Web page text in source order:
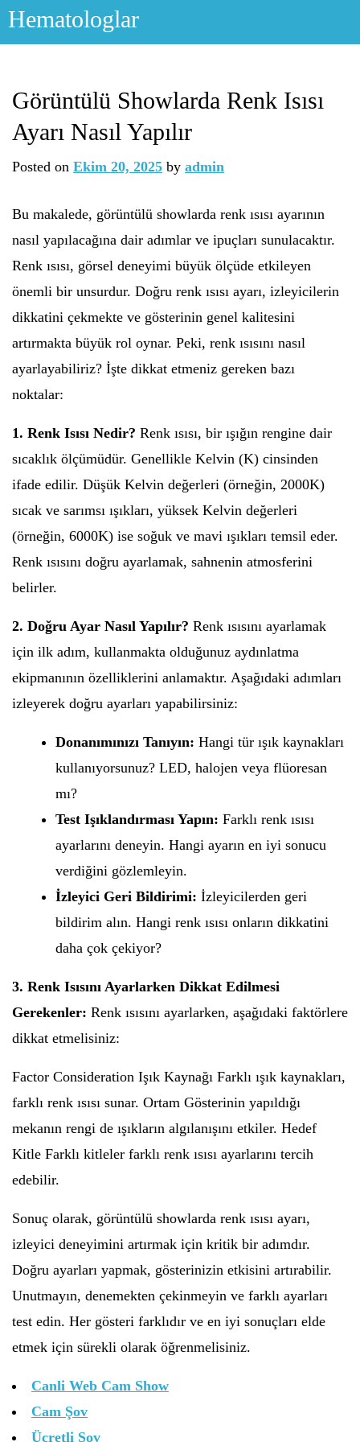
Skip
Hematologlar
Görüntülü Showlarda Renk Isısı
Ayarı Nasıl Yapılır
Posted on Ekim 20, 2025 by admin
Bu makalede, görüntülü showlarda renk ısısı ayarının
nasıl yapılacağına dair adımlar ve ipuçları sunulacaktır.
Renk ısısı, görsel deneyimi büyük ölçüde etkileyen
önemli bir unsurdur. Doğru renk ısısı ayarı, izleyicilerin
dikkatini çekmekte ve gösterinin genel kalitesini
artırmakta büyük rol oynar. Peki, renk ısısını nasıl
ayarlayabiliriz? İşte dikkat etmeniz gereken bazı
noktalar:
1. Renk Isısı Nedir? Renk ısısı, bir ışığın rengine dair
sıcaklık ölçümüdür. Genellikle Kelvin (K) cinsinden
ifade edilir. Düşük Kelvin değerleri (örneğin, 2000K)
sıcak ve sarımsı ışıkları, yüksek Kelvin değerleri
(örneğin, 6000K) ise soğuk ve mavi ışıkları temsil eder.
Renk ısısını doğru ayarlamak, sahnenin atmosferini
belirler.
2. Doğru Ayar Nasıl Yapılır? Renk ısısını ayarlamak
için ilk adım, kullanmakta olduğunuz aydınlatma
ekipmanının özelliklerini anlamaktır. Aşağıdaki adımları
izleyerek doğru ayarları yapabilirsiniz:
Donanımınızı Tanıyın: Hangi tür ışık kaynakları
kullanıyorsunuz? LED, halojen veya flüoresan
mı?
Test Işıklandırması Yapın: Farklı renk ısısı
ayarlarını deneyin. Hangi ayarın en iyi sonucu
verdiğini gözlemleyin.
İzleyici Geri Bildirimi: İzleyicilerden geri
bildirim alın. Hangi renk ısısı onların dikkatini
daha çok çekiyor?
3. Renk Isısını Ayarlarken Dikkat Edilmesi
Gerekenler: Renk ısısını ayarlarken, aşağıdaki faktörlere
dikkat etmelisiniz:
Factor Consideration Işık Kaynağı Farklı ışık kaynakları,
farklı renk ısısı sunar. Ortam Gösterinin yapıldığı
mekanın rengi de ışıkların algılanışını etkiler. Hedef
Kitle Farklı kitleler farklı renk ısısı ayarlarını tercih
edebilir.
Sonuç olarak, görüntülü showlarda renk ısısı ayarı,
izleyici deneyimini artırmak için kritik bir adımdır.
Doğru ayarları yapmak, gösterinizin etkisini artırabilir.
Unutmayın, denemekten çekinmeyin ve farklı ayarları
test edin. Her gösteri farklıdır ve en iyi sonuçları elde
etmek için sürekli olarak öğrenmelisiniz.
Canli Web Cam Show
Cam Şov
Ücretli Şov